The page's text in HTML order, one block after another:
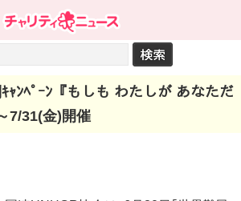
ｬﾝﾍﾟｰﾝ『もしも わたしが あなただ
7/31(金)開催